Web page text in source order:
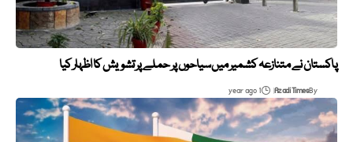
پاکستان نے متنازعہ کشمیر میں سیاحوں پر حملے پر تشویش کا اظہار کیا
By
Azadi Times
1 year ago